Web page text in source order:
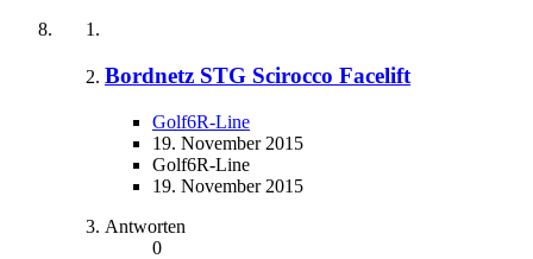
Bordnetz STG Scirocco Facelift
Golf6R-Line
19. November 2015
Golf6R-Line
19. November 2015
Antworten
0